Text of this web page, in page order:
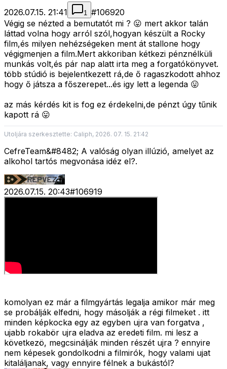
2026.07.15. 21:41 1 #106920
Végig se nézted a bemutatót mi ? 😛 mert akkor talán
láttad volna hogy arról szól,hogyan készült a Rocky
film,és milyen nehézségeken ment át stallone hogy
végigmenjen a film.Mert akkoriban kétkezi pénznélküli
munkás volt,és pár nap alatt irta meg a forgatókönyvet.
több stúdió is bejelentkezett rá,de ő ragaszkodott ahhoz
hogy ő játsza a főszerepet...és igy lett a legenda 😛
az más kérdés kit is fog ez érdekelni,de pénzt úgy tűnik
kapott rá 😛
Utoljára szerkesztette: Caliph, 2026. 07. 15. 21:42
CefreTeam&#8482; A valóság olyan illúzió, amelyet az
alkohol tartós megvonása idéz el?.
2026.07.15. 20:43#106919
komolyan ez már a filmgyártás legalja amikor már meg
se probálják elfedni, hogy másolják a régi filmeket . itt
minden képkocka egy az egyben ujra van forgatva ,
ujabb rokabör ujra eladva az eredeti film. mi lesz a
következö, megcsinálják minden részét ujra ? ennyire
nem képesek gondolkodni a filmirók, hogy valami ujat
kitaláljanak, vagy ennyire félnek a bukástól?